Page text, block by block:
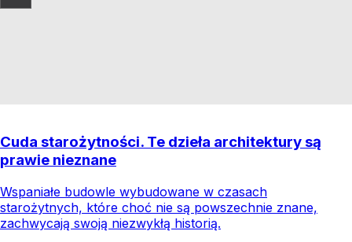
Cuda starożytności. Te dzieła architektury są
prawie nieznane
Wspaniałe budowle wybudowane w czasach
starożytnych, które choć nie są powszechnie znane,
zachwycają swoją niezwykłą historią.